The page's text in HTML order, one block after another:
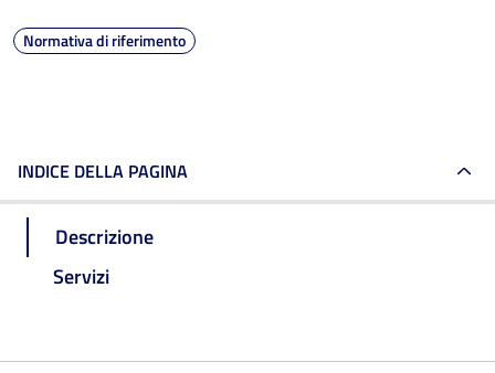
Normativa di riferimento
INDICE DELLA PAGINA
Descrizione
Servizi